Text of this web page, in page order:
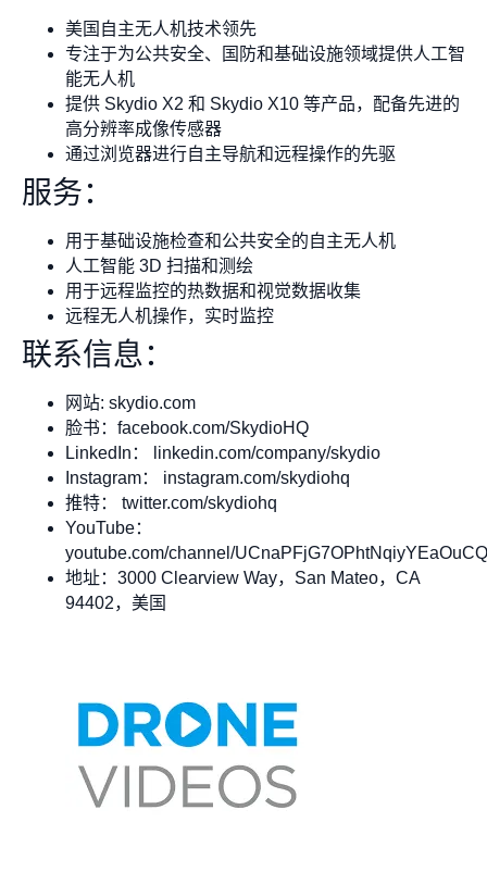
美国自主无人机技术领先
专注于为公共安全、国防和基础设施领域提供人工智
能无人机
提供 Skydio X2 和 Skydio X10 等产品，配备先进的
高分辨率成像传感器
通过浏览器进行自主导航和远程操作的先驱
服务：
用于基础设施检查和公共安全的自主无人机
人工智能 3D 扫描和测绘
用于远程监控的热数据和视觉数据收集
远程无人机操作，实时监控
联系信息：
网站: skydio.com
脸书：facebook.com/SkydioHQ
LinkedIn： linkedin.com/company/skydio
Instagram： instagram.com/skydiohq
推特： twitter.com/skydiohq
YouTube：
youtube.com/channel/UCnaPFjG7OPhtNqiyYEaOuCQ
地址：3000 Clearview Way，San Mateo，CA
94402，美国​